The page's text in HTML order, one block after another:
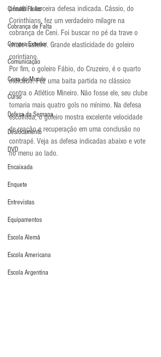
Circuito Físico
Cobrança de Falta
Compra Exterior
Comunicação
Copa do Mundo
Curso
Defesa da Semana
Deslocamento
DVD
Encaixada
Enquete
Entrevistas
Equipamentos
Escola Alemã
Escola Americana
Escola Argentina
pênalti a terceira defesa indicada. Cássio, do
Corinthians, fez um verdadeiro milagre na
cobrança de Ceni. Foi buscar no pé da trave o
chute rasteiro. Grande elasticidade do goleiro
corintiano.
Por fim, o goleiro Fábio, do Cruzeiro, é o quarto
indicado. Fez uma baita partida no clássico
contra o Atlético Mineiro. Não fosse ele, seu clube
tomaria mais quatro gols no mínimo. Na defesa
escolhida, o goleiro mostra excelente velocidade
de reação e recuperação em uma conclusão no
contrapé. Veja as defesa indicadas abaixo e vote
no menu ao lado.